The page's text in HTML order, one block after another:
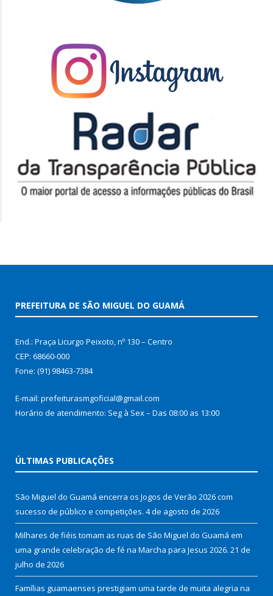
PREFEITURA DE SÃO MIGUEL DO GUAMÁ
End.: Praça Licurgo Peixoto, nº 130 – Centro
CEP: 68660-000
Fone: (91) 98463-7384
E-mail: prefeiturasmgoficial@gmail.com
Horário de atendimento: Seg à Sex – Das 08:00 as 13:00
ÚLTIMAS PUBLICAÇÕES
São Miguel do Guamá encerra os Jogos de Verão 2026 com
sucesso de público e competições. 4 de agosto de 2026
Milhares de fiéis tomam as ruas de São Miguel do Guamá em
uma grande celebração de fé na Marcha para Jesus 2026. 21 de
julho de 2026
Famílias guamaenses prestigiam uma tarde de muita alegria na